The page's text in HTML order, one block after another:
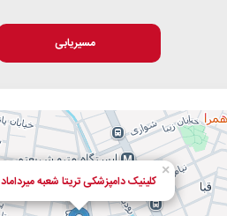
مسیریابی
کلینیک دامپزشکی تریتا شعبه میرداماد
×